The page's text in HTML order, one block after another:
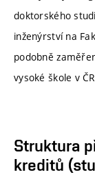
doktorského
inženýrství na
podobně
vysoké škole v
Struktura
kreditů